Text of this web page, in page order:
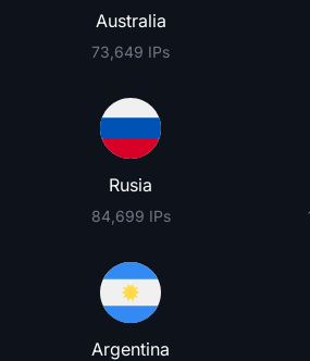
Australia
73,649 IPs
Rusia
84,699 IPs
Argentina